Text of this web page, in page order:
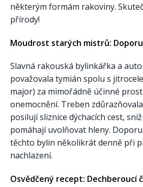
některým formám rakoviny.
přírody!
Moudrost starých mistrů:
Slavná rakouská bylinkářka a
považovala tymián spolu s
major) za mimořádně účinné
onemocnění. Treben
posilují sliznice dýchacích cest,
pomáhají uvolňovat hleny.
těchto bylin několikrát denně při
nachlazení.
Osvědčený recept: Dechberoucí